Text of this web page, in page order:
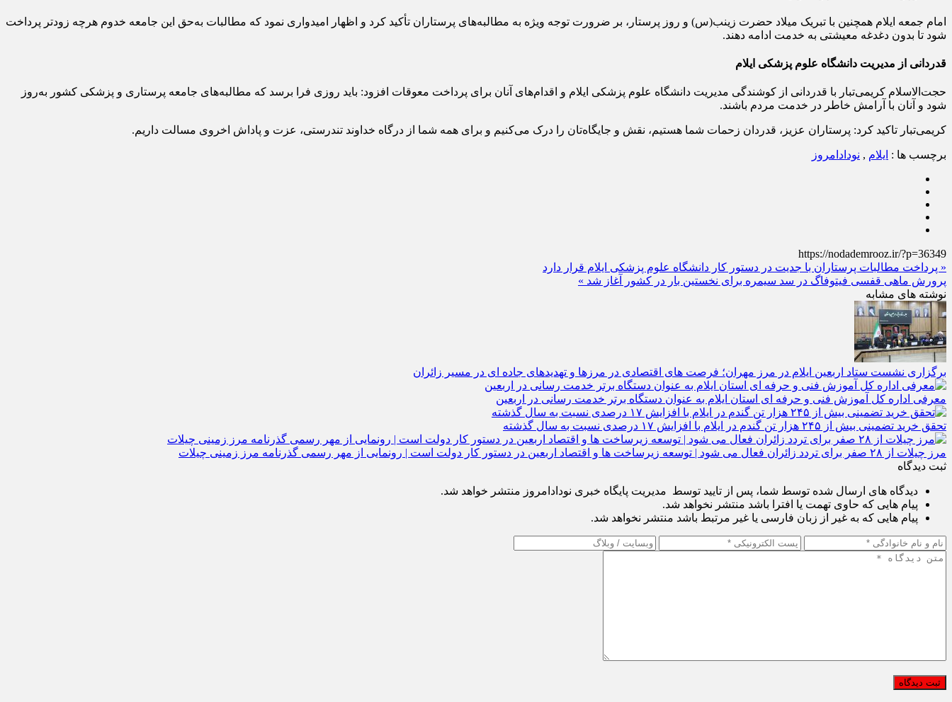
امام جمعه ایلام همچنین با تبریک میلاد حضرت زینب(س) و روز پرستار، بر ضرورت توجه ویژه به مطالبه‌های پرستاران تأکید کرد و اظهار امیدواری نمود که مطالبات به‌حق این جامعه خدوم هرچه زودتر پرداخت
شود تا بدون دغدغه معیشتی به خدمت ادامه دهند.
قدردانی از مدیریت دانشگاه علوم پزشکی ایلام
حجت‌الاسلام کریمی‌تبار با قدردانی از کوشندگی مدیریت دانشگاه علوم پزشکی ایلام و اقدام‌های آنان برای پرداخت معوقات افزود: باید روزی فرا برسد که مطالبه‌های جامعه پرستاری و پزشکی کشور به‌روز
شود و آنان با آرامش خاطر در خدمت مردم باشند.
کریمی‌تبار تاکید کرد: پرستاران عزیز، قدردان زحمات شما هستیم، نقش و جایگاه‌تان را درک می‌کنیم و برای همه شما از درگاه خداوند تندرستی، عزت و پاداش اخروی مسالت داریم.
برچسب ها : ایلام , نودادامروز
https://nodademrooz.ir/?p=36349
« پرداخت مطالبات پرستاران با جدیت در دستور کار دانشگاه علوم پزشکی ایلام قرار دارد
پرورش ماهی قفسی فیتوفاگ در سد سیمره برای نخستین‌ بار در کشور آغاز شد »
نوشته های مشابه
برگزاری نشست ستاد اربعین ایلام در مرز مهران؛ فرصت‌ های اقتصادی در مرزها و تهدیدهای جاده‌ ای در مسیر زائران
معرفی اداره کل آموزش فنی و حرفه‌ ای استان ایلام به‌ عنوان دستگاه برتر خدمت‌ رسانی در اربعین
تحقق خرید تضمینی بیش از ۲۴۵ هزار تن گندم در ایلام با افزایش ۱۷ درصدی نسبت به سال گذشته
مرز چیلات از ۲۸ صفر برای تردد زائران فعال می‌ شود | توسعه زیرساخت‌ ها و اقتصاد اربعین در دستور کار دولت است | رونمایی از مهر رسمی گذرنامه مرز زمینی چیلات
ثبت دیدگاه
دیدگاه های ارسال شده توسط شما، پس از تایید توسط مدیریت پایگاه خبری نودادامروز منتشر خواهد شد.
پیام هایی که حاوی تهمت یا افترا باشد منتشر نخواهد شد.
پیام هایی که به غیر از زبان فارسی یا غیر مرتبط باشد منتشر نخواهد شد.